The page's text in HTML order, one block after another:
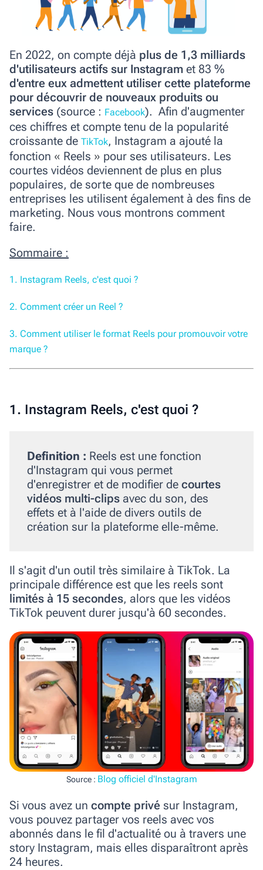
En 2022, on compte déjà plus de 1,3 milliards
d'utilisateurs actifs sur Instagram et 83 %
d'entre eux admettent utiliser cette plateforme
pour découvrir de nouveaux produits ou
services (source : Facebook). Afin d'augmenter
ces chiffres et compte tenu de la popularité
croissante de TikTok, Instagram a ajouté la
fonction « Reels » pour ses utilisateurs. Les
courtes vidéos deviennent de plus en plus
populaires, de sorte que de nombreuses
entreprises les utilisent également à des fins de
marketing. Nous vous montrons comment
faire.
Sommaire :
1. Instagram Reels, c'est quoi ?
2. Comment créer un Reel ?
3. Comment utiliser le format Reels pour promouvoir votre
marque ?
1. Instagram Reels, c'est quoi ?
Definition : Reels est une fonction
d'Instagram qui vous permet
d'enregistrer et de modifier de courtes
vidéos multi-clips avec du son, des
effets et à l'aide de divers outils de
création sur la plateforme elle-même.
Il s'agit d'un outil très similaire à TikTok. La
principale différence est que les reels sont
limités à 15 secondes, alors que les vidéos
TikTok peuvent durer jusqu'à 60 secondes.
Source : Blog officiel d'Instagram
Si vous avez un compte privé sur Instagram,
vous pouvez partager vos reels avec vos
abonnés dans le fil d'actualité ou à travers une
story Instagram, mais elles disparaîtront après
24 heures.